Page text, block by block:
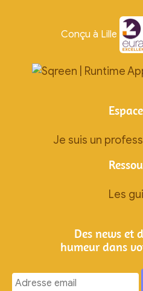
Conçu à Lille
Je suis un
Les
Des news et
humeur dans